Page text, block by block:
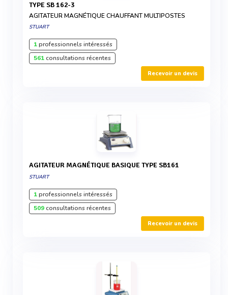
TYPE SB 162-3
AGITATEUR MAGNÉTIQUE CHAUFFANT MULTIPOSTES
STUART
1professionnels intéressés
561consultations récentes
Recevoir un devis
AGITATEUR MAGNÉTIQUE BASIQUE TYPE SB161
STUART
1professionnels intéressés
509consultations récentes
Recevoir un devis